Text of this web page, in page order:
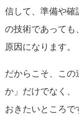
信して、準備や確
の技術であっても
原因になります。
だからこそ、この
か」だけでなく、
おきたいところで